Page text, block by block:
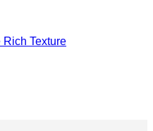
Texture